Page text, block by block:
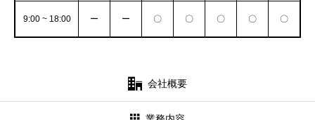
9:00 ~ 18:00 ー ー 〇 〇 〇 〇 〇
会社概要